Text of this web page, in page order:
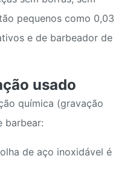
pequenos como 0,03
e de barbeador de
usado
química (gravação
barbear:
de aço inoxidável é